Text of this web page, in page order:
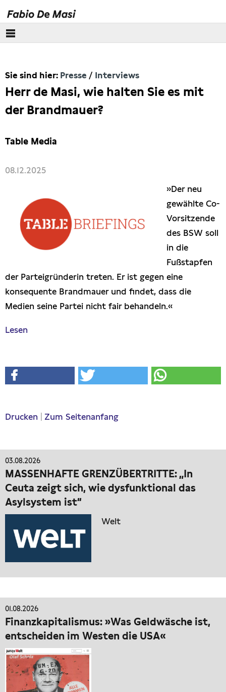
Europäisches Parlament
Themen
Artikel
Presseschau
Anfragen (Archivseite)
Sie sind hier: Presse Interviews
Herr de Masi, wie halten Sie es mit
der Brandmauer?
Table Media
08.12.2025
»Der neu
gewählte Co-
Vorsitzende
des BSW soll
in die
Fußstapfen
der Parteigründerin treten. Er ist gegen eine
konsequente Brandmauer und findet, dass die
Medien seine Partei nicht fair behandeln.«
Lesen
Drucken Zum Seitenanfang
03.08.2026
MASSENHAFTE GRENZÜBERTRITTE: „In
Ceuta zeigt sich, wie dysfunktional das
Asylsystem ist“
Welt
01.08.2026
Finanzkapitalismus: »Was Geldwäsche ist,
entscheiden im Westen die USA«